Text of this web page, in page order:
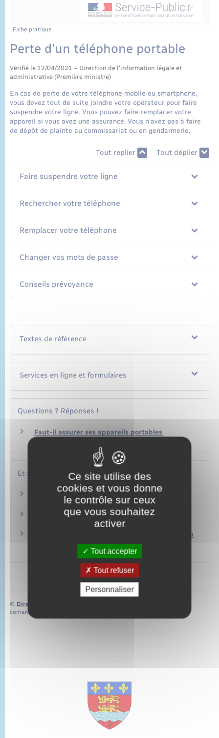
Fiche pratique
Perte d'un téléphone portable
Vérifié le 12/04/2021 – Direction de l'information légale et
administrative (Première ministre)
En cas de perte de votre téléphone mobile ou smartphone,
vous devez tout de suite joindre votre opérateur pour faire
suspendre votre ligne. Vous pouvez faire remplacer votre
appareil si vous avez une assurance. Vous n'avez pas à faire
de dépôt de plainte au commissariat ou en gendarmerie.
Tout replier Tout déplier
Faire suspendre votre ligne
Rechercher votre téléphone
Remplacer votre téléphone
Changer vos mots de passe
Conseils prévoyance
Textes de référence
Services en ligne et formulaires
Questions ? Réponses !
Faut-il assurer ses appareils portables
Et aussi
Vol d'un téléphone portable
Argent – Impôts – Consommation
Escroquerie
Téléphone, internet ou télévision : résiliation du
Argent – Impôts – Consommation
© Direction de l’information légale et administrative
comarquage developpé par
Ce site utilise des
cookies et vous donne
le contrôle sur ceux
que vous souhaitez
activer
Tout accepter
Tout refuser
Personnaliser